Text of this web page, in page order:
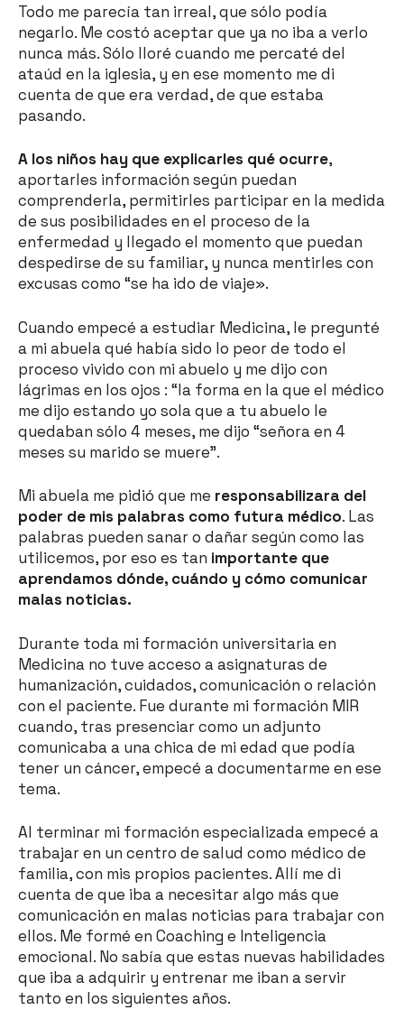
Todo me parecía tan irreal, que sólo podía
negarlo. Me costó aceptar que ya no iba a verlo
nunca más. Sólo lloré cuando me percaté del
ataúd en la iglesia, y en ese momento me di
cuenta de que era verdad, de que estaba
pasando.
A los niños hay que explicarles qué ocurre,
aportarles información según puedan
comprenderla, permitirles participar en la medida
de sus posibilidades en el proceso de la
enfermedad y llegado el momento que puedan
despedirse de su familiar, y nunca mentirles con
excusas como “se ha ido de viaje».
Cuando empecé a estudiar Medicina, le pregunté
a mi abuela qué había sido lo peor de todo el
proceso vivido con mi abuelo y me dijo con
lágrimas en los ojos : “la forma en la que el médico
me dijo estando yo sola que a tu abuelo le
quedaban sólo 4 meses, me dijo “señora en 4
meses su marido se muere”.
Mi abuela me pidió que me responsabilizara del
poder de mis palabras como futura médico. Las
palabras pueden sanar o dañar según como las
utilicemos, por eso es tan importante que
aprendamos dónde, cuándo y cómo comunicar
malas noticias.
Durante toda mi formación universitaria en
Medicina no tuve acceso a asignaturas de
humanización, cuidados, comunicación o relación
con el paciente. Fue durante mi formación MIR
cuando, tras presenciar como un adjunto
comunicaba a una chica de mi edad que podía
tener un cáncer, empecé a documentarme en ese
tema.
Al terminar mi formación especializada empecé a
trabajar en un centro de salud como médico de
familia, con mis propios pacientes. Allí me di
cuenta de que iba a necesitar algo más que
comunicación en malas noticias para trabajar con
ellos. Me formé en Coaching e Inteligencia
emocional. No sabía que estas nuevas habilidades
que iba a adquirir y entrenar me iban a servir
tanto en los siguientes años.